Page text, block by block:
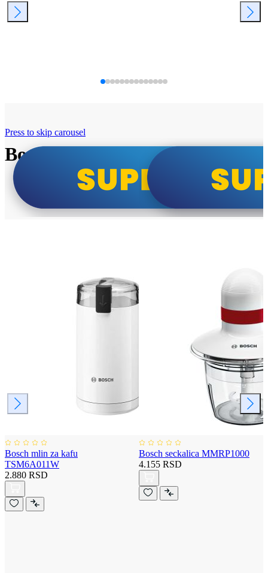
Bosch super cene
Press to skip carousel
Bosch mlin za kafu
TSM6A011W
2.880 RSD
Bosch seckalica MMRP1000
4.155 RSD